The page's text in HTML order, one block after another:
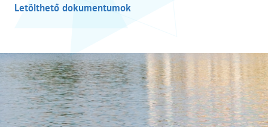
Letölthető dokumentumok